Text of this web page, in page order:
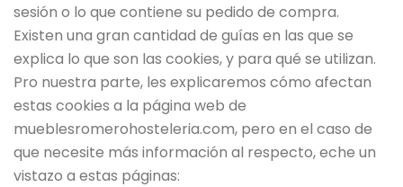
sesión o lo que contiene su pedido de compra.
Existen una gran cantidad de guías en las que se
explica lo que son las cookies, y para qué se utilizan.
Pro nuestra parte, les explicaremos cómo afectan
estas cookies a la página web de
mueblesromerohosteleria.com, pero en el caso de
que necesite más información al respecto, eche un
vistazo a estas páginas: